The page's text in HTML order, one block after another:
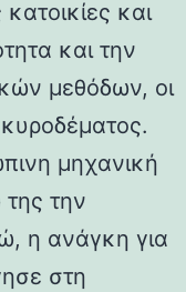
και
και την
μεθόδων, οι
μηχανική
την
η ανάγκη για
στη